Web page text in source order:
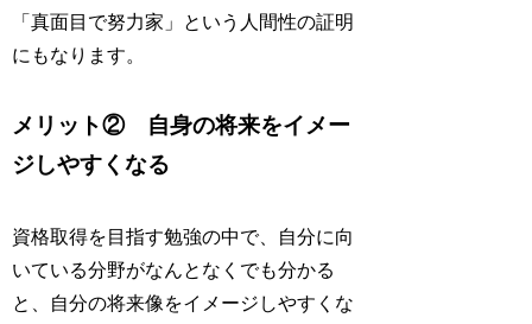
「真面目で努力家」という人間性の証明
にもなります。
メリット② 自身の将来をイメー
ジしやすくなる
資格取得を目指す勉強の中で、自分に向
いている分野がなんとなくでも分かる
と、自分の将来像をイメージしやすくな